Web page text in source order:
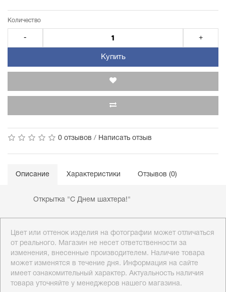
Количество
- +
Купить
0 отзывов / Написать отзыв
Описание Характеристики Отзывов (0)
Открытка "С Днем шахтера!"
Цвет или оттенок изделия на фотографии может отличаться
от реального. Магазин не несет ответственности за
изменения, внесенные производителем. Наличие товара
может изменятся в течение дня. Информация на сайте
имеет ознакомительный характер. Актуальность наличия
товара уточняйте у менеджеров нашего магазина.